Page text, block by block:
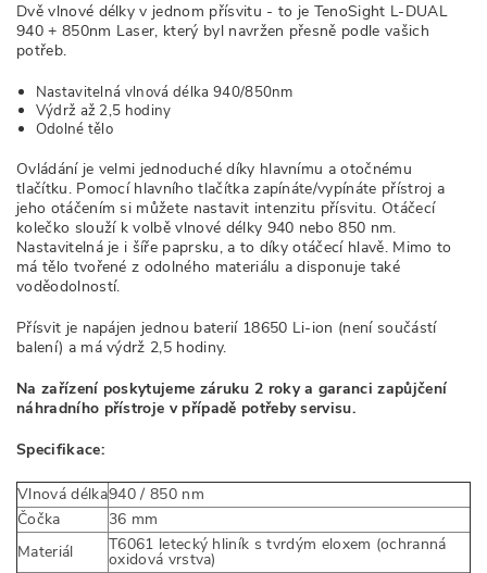
Dvě vlnové délky v jednom přísvitu - to je TenoSight L-DUAL
940 + 850nm Laser, který byl navržen přesně podle vašich
potřeb.
Nastavitelná vlnová délka 940/850nm
Výdrž až 2,5 hodiny
Odolné tělo
Ovládání je velmi jednoduché díky hlavnímu a otočnému
tlačítku. Pomocí hlavního tlačítka zapínáte/vypínáte přístroj a
jeho otáčením si můžete nastavit intenzitu přísvitu. Otáčecí
kolečko slouží k volbě vlnové délky 940 nebo 850 nm.
Nastavitelná je i šíře paprsku, a to díky otáčecí hlavě. Mimo to
má tělo tvořené z odolného materiálu a disponuje také
voděodolností.
Přísvit je napájen jednou baterií 18650 Li-ion (není součástí
balení) a má výdrž 2,5 hodiny.
Na zařízení poskytujeme záruku 2 roky a garanci zapůjčení
náhradního přístroje v případě potřeby servisu.
Specifikace:
Vlnová délka940 / 850 nm
Čočka
36 mm
Materiál
T6061 letecký hliník s tvrdým eloxem (ochranná
oxidová vrstva)